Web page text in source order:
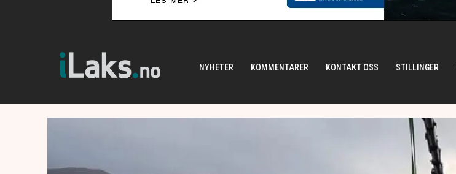
NYHETER KOMMENTARER KONTAKT OSS STILLINGER